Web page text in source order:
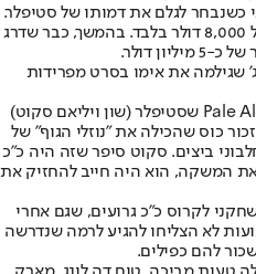
כשנבחר לגלם את דמותו של סטיפלר.
לפי הדיווחים הוא קיבל שכר זעום של 8,000 דולר בלבד. בהמשך, כבר שדרג
דולר.
שגילמה את אימו בסרט מפרידות
משקה ה-Pale Ale שסטיפלר (שון ויליאם סקוט)
כוס שהכילה את "נוזלי הגוף" של
ביצים. סקוט סיפר שזה היה כ"כ
המשקה, הוא היה חייב להחזיק את
שחקני לקרוס כ"כ גרועים, שגם אחרי
לא הצליחו להגיע לרמה שנדרשה
להם כפילים.